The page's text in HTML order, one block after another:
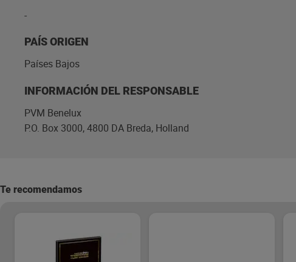
-
PAÍS ORIGEN
Países Bajos
INFORMACIÓN DEL RESPONSABLE
PVM Benelux
P.O. Box 3000, 4800 DA Breda, Holland
Te recomendamos